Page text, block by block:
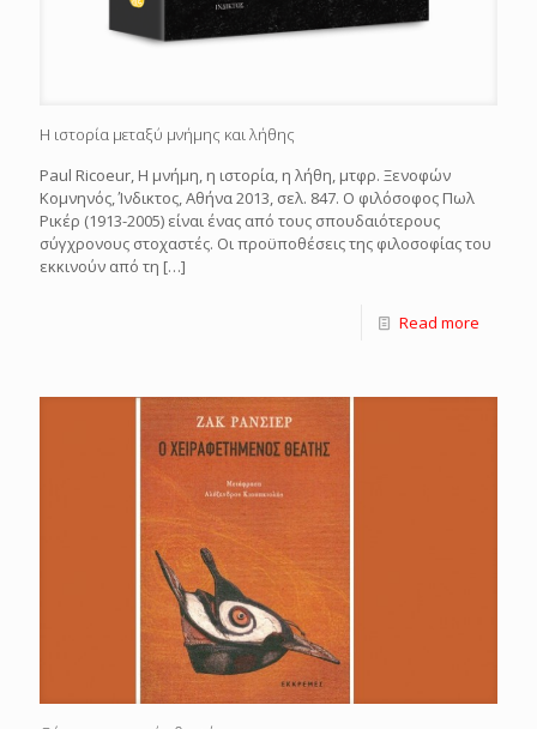
Η ιστορία μεταξύ μνήμης και λήθης
Paul Ricoeur, Η μνήμη, η ιστορία, η λήθη, μτφρ. Ξενοφών
Κομνηνός, Ίνδικτος, Αθήνα 2013, σελ. 847. Ο φιλόσοφος Πωλ
Ρικέρ (1913-2005) είναι ένας από τους σπουδαιότερους
σύγχρονους στοχαστές. Οι προϋποθέσεις της φιλοσοφίας του
εκκινούν από τη […]
Read more